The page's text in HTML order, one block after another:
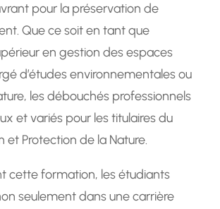
pour la préservation de
Que ce soit en tant que
en gestion des espaces
d’études environnementales ou
les débouchés professionnels
et variés pour les titulaires du
et Protection de la Nature.
cette formation, les étudiants
seulement dans une carrière